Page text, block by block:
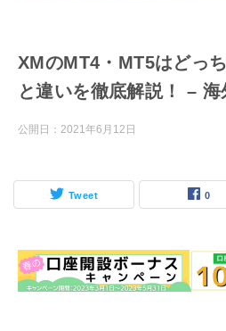
XMのMT4・MT5はどっ
と違いを徹底解説！ – 海
公開日： 2021年6月12日
Tweet 0